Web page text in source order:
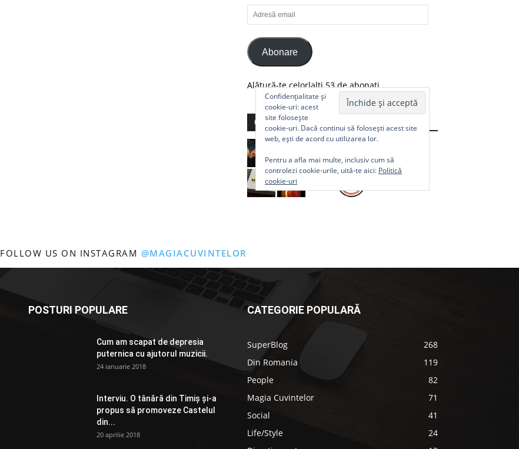
Adresă
email
Abonare
Alătură-te celorlalți 53 de abonați.
Comunitate
Confidențialitate și
cookie-uri: acest
site folosește
cookie-uri. Dacă continui să folosești acest site
web, ești de acord cu utilizarea lor.
Pentru a afla mai multe, inclusiv cum să
controlezi cookie-urile, uită-te aici: Politică
cookie-uri
FOLLOW US ON INSTAGRAM @MAGIACUVINTELOR
POSTURI POPULARE
Cum am scapat de depresia
puternica cu ajutorul muzicii.
24 ianuarie 2018
Interviu. O tânără din Timiș și-a
propus să promoveze Castelul
din...
20 aprilie 2018
CATEGORIE POPULARĂ
SuperBlog
268
Din Romania
119
People
82
Magia Cuvintelor
71
Social
41
Life/Style
24